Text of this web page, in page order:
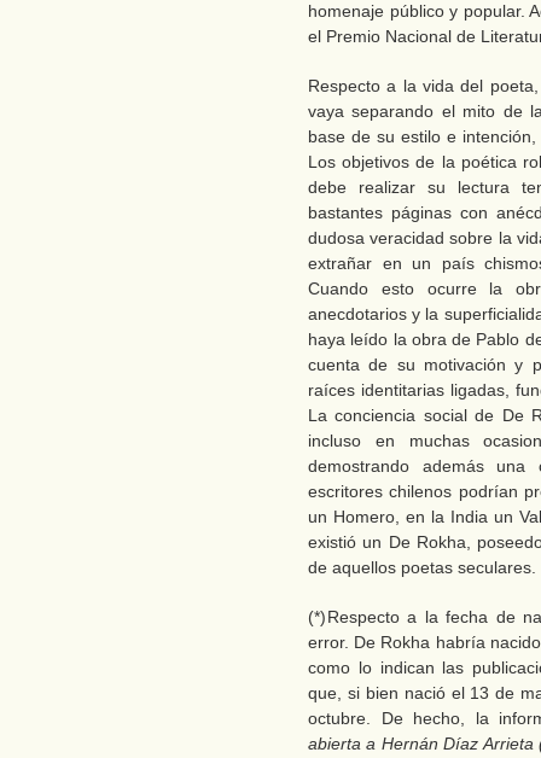
homenaje público y popular.
el Premio Nacional de
Respecto a la vida del
vaya separando el mito de
base de su estilo e
Los objetivos de la poética
debe realizar su lectura
bastantes páginas con
dudosa veracidad sobre la
extrañar en un país
Cuando esto ocurre la
anecdotarios y la
haya leído la obra de Pablo
cuenta de su motivación y
raíces identitarias ligadas,
La conciencia social de De
incluso en muchas
demostrando además
escritores chilenos podrían
un Homero, en la India un
existió un De Rokha,
de aquellos poetas seculares.
(*) Respecto a la fecha de
error. De Rokha habría
como lo indican las
que, si bien nació el 13 de
octubre. De hecho, la
abierta a Hernán Díaz Arrieta